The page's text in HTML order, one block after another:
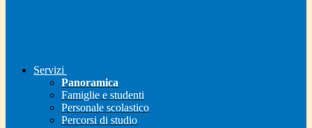
Servizi
Panoramica
Famiglie e studenti
Personale scolastico
Percorsi di studio